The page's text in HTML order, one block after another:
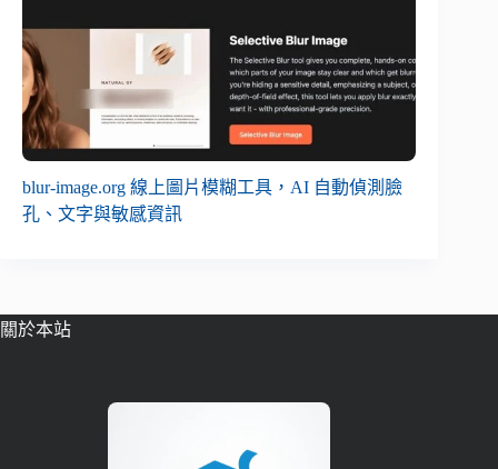
blur-image.org 線上圖片模糊工具，AI 自動偵測臉
孔、文字與敏感資訊
關於本站